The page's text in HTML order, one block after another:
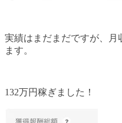
実績はまだまだですが、月
ます。
132万円稼ぎました！